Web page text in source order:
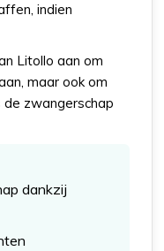
indien
Litollo aan om
maar ook om
zwangerschap
dankzij